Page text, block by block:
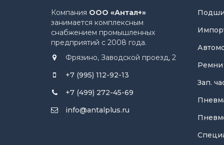
Компания ООО «Антал+»
занимается комплексным
снабжением промышленных
предприятий с 2008 года.
Фрязино, Заводской проезд, 2
+7 (995) 112-92-13
+7 (499) 272-45-69
info@antalplus.ru
Зап.